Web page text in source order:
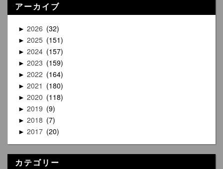
アーカイブ
► 2026 32
► 2025 151
► 2024 157
► 2023 159
► 2022 164
► 2021 180
► 2020 118
► 2019 9
► 2018 7
► 2017 20
カテゴリー